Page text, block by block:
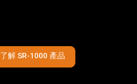
了解 SR-1000 產品